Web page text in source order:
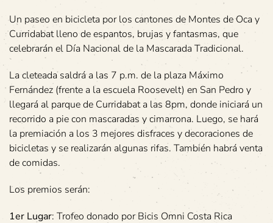
Un paseo en bicicleta por los cantones de Montes de Oca y
Curridabat lleno de espantos, brujas y fantasmas, que
celebrarán el Día Nacional de la Mascarada Tradicional.
La cleteada saldrá a las 7 p.m. de la plaza Máximo
Fernández (frente a la escuela Roosevelt) en San Pedro y
llegará al parque de Curridabat a las 8pm, donde iniciará un
recorrido a pie con mascaradas y cimarrona. Luego, se hará
la premiación a los 3 mejores disfraces y decoraciones de
bicicletas y se realizarán algunas rifas. También habrá venta
de comidas.
Los premios serán:
1er Lugar: Trofeo donado por Bicis Omni Costa Rica